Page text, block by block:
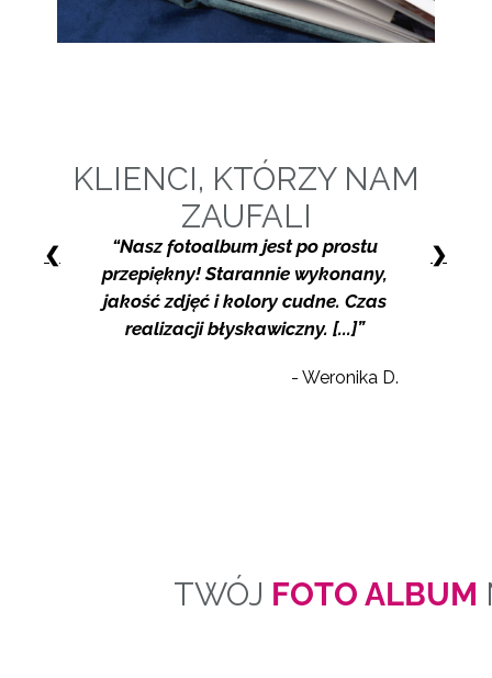
KLIENCI, KTÓRZY NAM
ZAUFALI
“Nasz fotoalbum jest po prostu
przepiękny! Starannie wykonany,
jakość zdjęć i kolory cudne. Czas
realizacji błyskawiczny. [...]”
- Weronika D.
❮ ❯
TWÓJ FOTO ALBUM